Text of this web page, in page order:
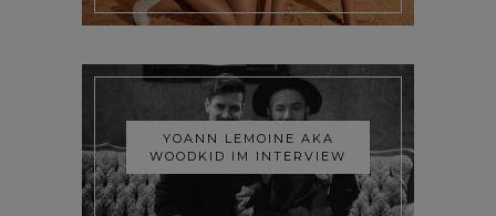
YOANN LEMOINE AKA
WOODKID IM INTERVIEW